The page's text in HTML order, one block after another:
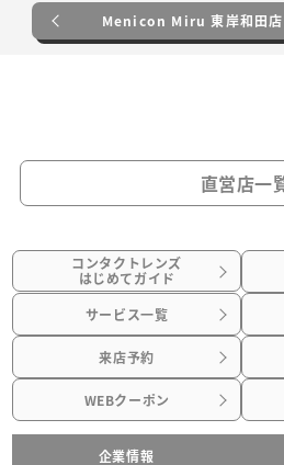
Menicon Miru 東岸和田店
直営店一
コンタクトレンズ
はじめてガイド
サービス一覧
来店予約
WEBクーポン
企業情報